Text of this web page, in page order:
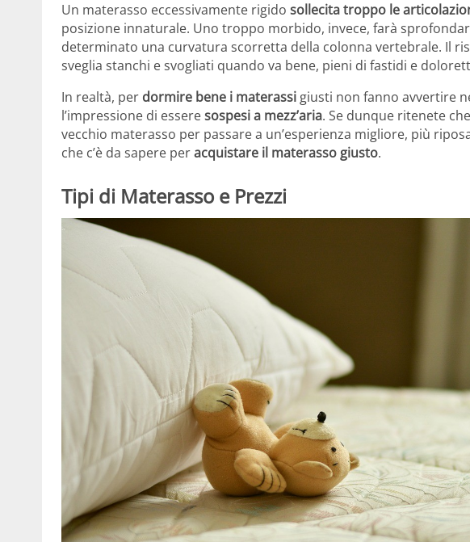
Un materasso eccessivamente rigido sollecita troppo le
posizione innaturale. Uno troppo morbido, invece, farà
determinato una curvatura scorretta della colonna vertebrale. Il
sveglia stanchi e svogliati quando va bene, pieni di fastidi e
In realtà, per dormire bene i materassi giusti non fanno avvertire
l’impressione di esseresospesi a mezz’aria. Se dunque ritenete
vecchio materasso per passare a un’esperienza migliore, più
che c’è da sapere peracquistare il materasso giusto.
Tipi di Materasso e Prezzi